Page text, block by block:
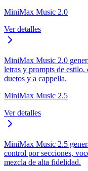
MiniMax Music 2.0
Ver detalles
MiniMax Music 2.0
letras y prompts de estilo,
duetos y a cappella.
MiniMax Music 2.5
Ver detalles
MiniMax Music 2.5
control por secciones,
mezcla de alta fidelidad.